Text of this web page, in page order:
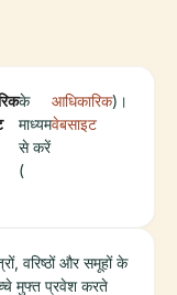
के
माध्यम
से करें
(
आधिकारिक
वेबसाइट
)।
वरिष्ठों और समूहों के
मुफ्त प्रवेश करते